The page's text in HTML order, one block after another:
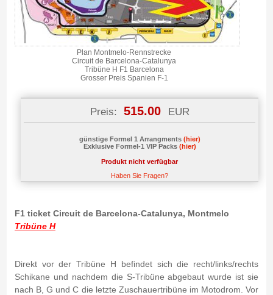
Plan Montmelo-Rennstrecke
Circuit de Barcelona-Catalunya
Tribüne H F1 Barcelona
Grosser Preis Spanien F-1
Preis: 515.00 EUR
günstige Formel 1 Arrangments (hier)
Exklusive Formel-1 VIP Packs (hier)
Produkt nicht verfügbar
Haben Sie Fragen?
F1 ticket Circuit de Barcelona-Catalunya, Montmelo
Tribüne H
Direkt vor der Tribüne H befindet sich die recht/links/rechts
Schikane und nachdem die S-Tribüne abgebaut wurde ist sie
nach B, G und C die letzte Zuschauertribüne im Motodrom. Vor